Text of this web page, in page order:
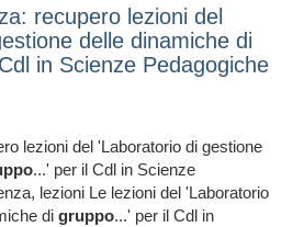
recupero lezioni del
delle dinamiche di
in Scienze Pedagogiche
lezioni del 'Laboratorio di gestione
...' per il Cdl in Scienze
lezioni Le lezioni del 'Laboratorio
di gruppo...' per il Cdl in